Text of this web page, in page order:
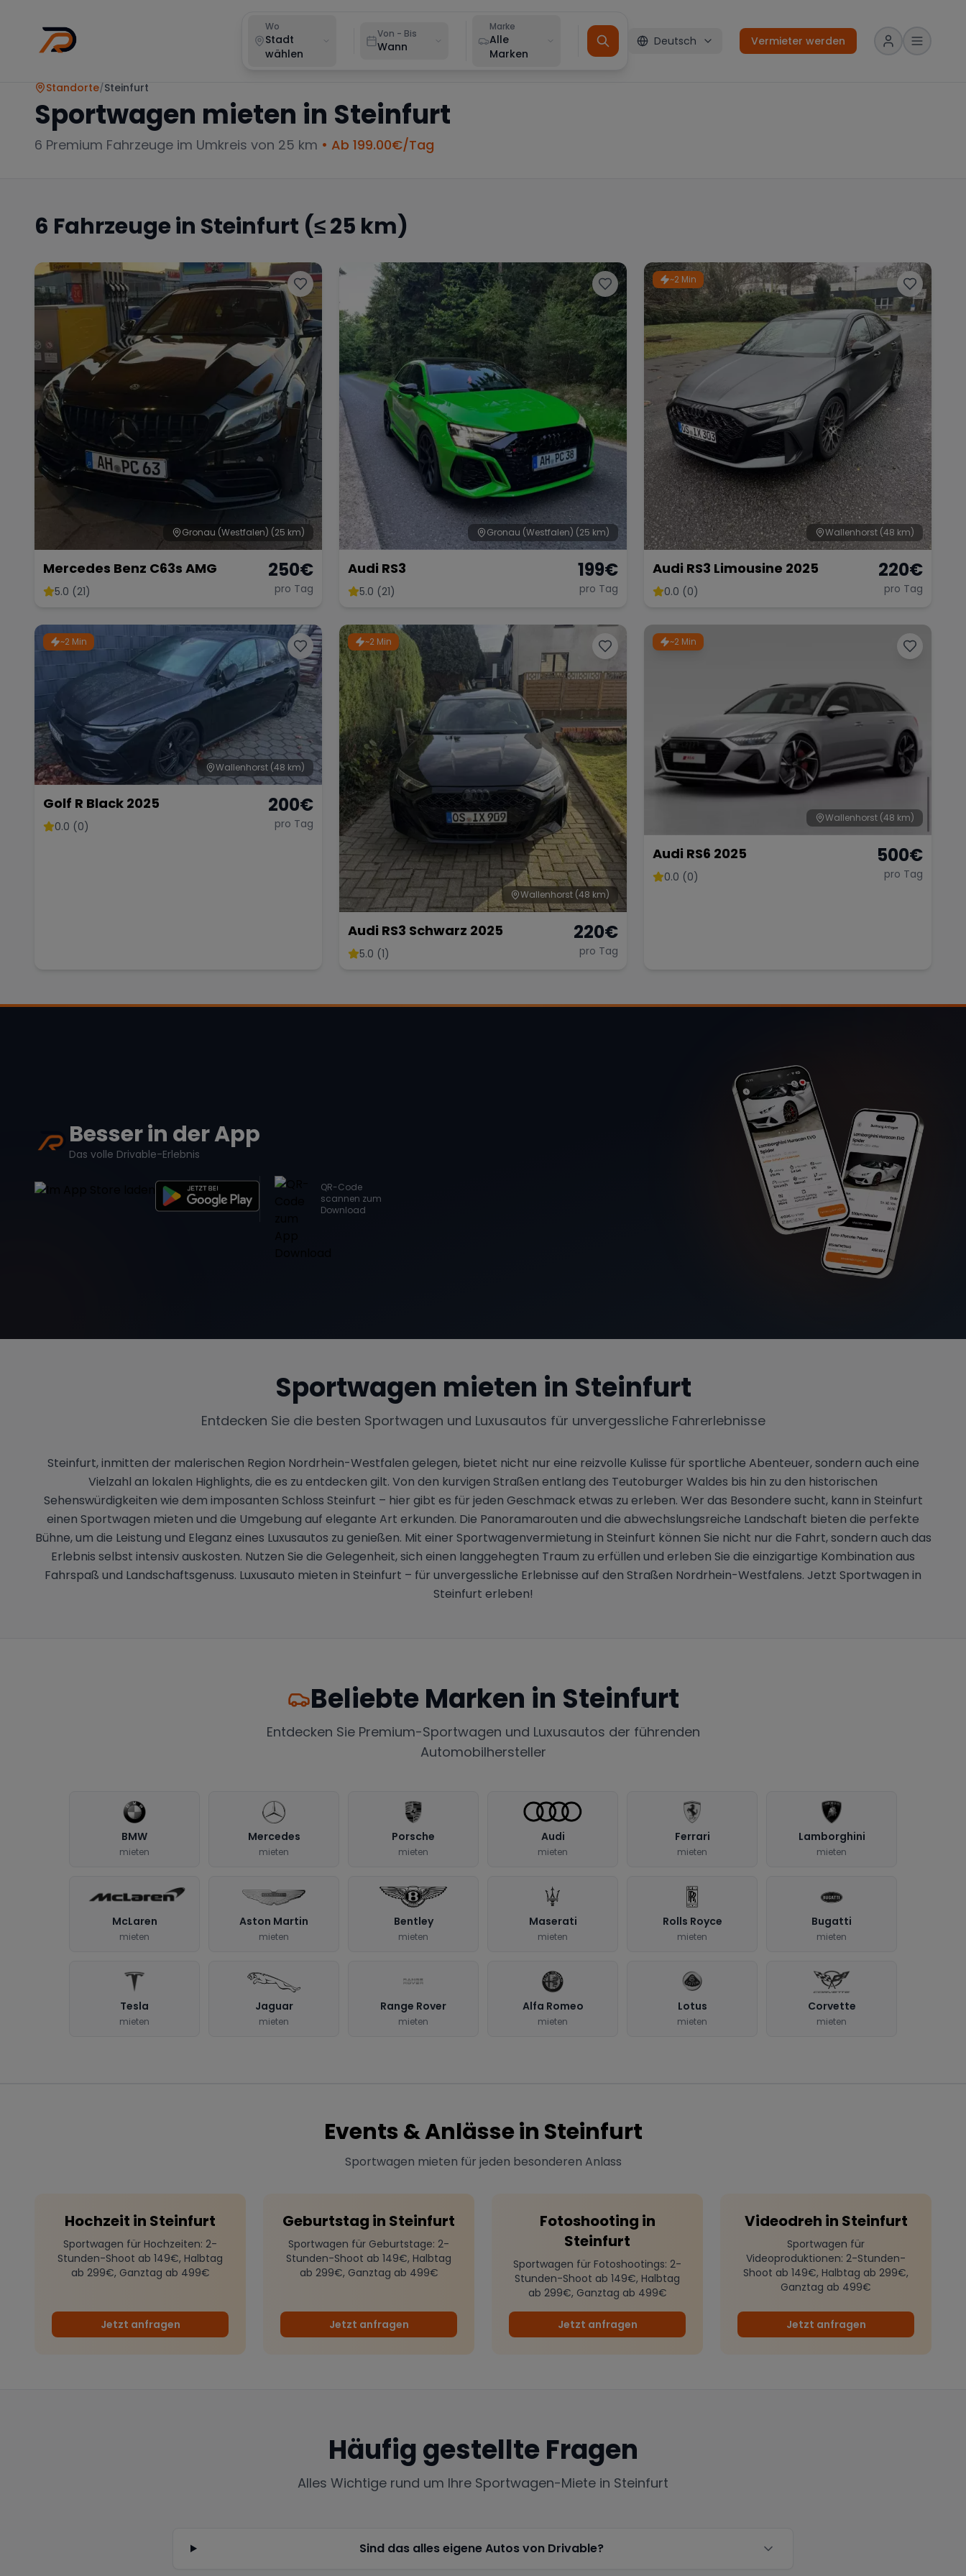
Wo
Stadt
wählen
Von - Bis
Wann
Marke
Alle
Marken
Deutsch Vermieter werden
Standorte/Steinfurt
Sportwagen mieten in Steinfurt
6 Premium Fahrzeuge im Umkreis von 25 km • Ab 199.00€/Tag
6 Fahrzeuge in Steinfurt (≤ 25 km)
Gronau (Westfalen) (25 km)
Mercedes Benz C63s AMG
5.0 (21)
250€
pro Tag
Gronau (Westfalen) (25 km)
Audi RS3
5.0 (21)
199€
pro Tag
~2 Min
Wallenhorst (48 km)
Audi RS3 Limousine 2025
0.0 (0)
220€
pro Tag
~2 Min
Wallenhorst (48 km)
Golf R Black 2025
0.0 (0)
200€
pro Tag
~2 Min
Wallenhorst (48 km)
Audi RS3 Schwarz 2025
5.0 (1)
220€
pro Tag
~2 Min
Wallenhorst (48 km)
Audi RS6 2025
0.0 (0)
500€
pro Tag
Besser in der App
Das volle Drivable-Erlebnis
QR-Code
scannen zum
Download
Sportwagen mieten in Steinfurt
Entdecken Sie die besten Sportwagen und Luxusautos für unvergessliche Fahrerlebnisse
Steinfurt, inmitten der malerischen Region Nordrhein-Westfalen gelegen, bietet nicht nur eine reizvolle Kulisse für sportliche Abenteuer, sondern auch eine
Vielzahl an lokalen Highlights, die es zu entdecken gilt. Von den kurvigen Straßen entlang des Teutoburger Waldes bis hin zu den historischen
Sehenswürdigkeiten wie dem imposanten Schloss Steinfurt – hier gibt es für jeden Geschmack etwas zu erleben. Wer das Besondere sucht, kann in Steinfurt
einen Sportwagen mieten und die Umgebung auf elegante Art erkunden. Die Panoramarouten und die abwechslungsreiche Landschaft bieten die perfekte
Bühne, um die Leistung und Eleganz eines Luxusautos zu genießen. Mit einer Sportwagenvermietung in Steinfurt können Sie nicht nur die Fahrt, sondern auch das
Erlebnis selbst intensiv auskosten. Nutzen Sie die Gelegenheit, sich einen langgehegten Traum zu erfüllen und erleben Sie die einzigartige Kombination aus
Fahrspaß und Landschaftsgenuss. Luxusauto mieten in Steinfurt – für unvergessliche Erlebnisse auf den Straßen Nordrhein-Westfalens. Jetzt Sportwagen in
Steinfurt erleben!
Beliebte Marken in Steinfurt
Entdecken Sie Premium-Sportwagen und Luxusautos der führenden
Automobilhersteller
BMW
mieten
Mercedes
mieten
Porsche
mieten
Audi
mieten
Ferrari
mieten
Lamborghini
mieten
McLaren
mieten
Aston Martin
mieten
Bentley
mieten
Maserati
mieten
Rolls Royce
mieten
Bugatti
mieten
Tesla
mieten
Jaguar
mieten
Range Rover
mieten
Alfa Romeo
mieten
Lotus
mieten
Corvette
mieten
Events & Anlässe in Steinfurt
Sportwagen mieten für jeden besonderen Anlass
Hochzeit in Steinfurt
Sportwagen für Hochzeiten: 2-
Stunden-Shoot ab 149€, Halbtag
ab 299€, Ganztag ab 499€
Jetzt anfragen
Geburtstag in Steinfurt
Sportwagen für Geburtstage: 2-
Stunden-Shoot ab 149€, Halbtag
ab 299€, Ganztag ab 499€
Jetzt anfragen
Fotoshooting in
Steinfurt
Sportwagen für Fotoshootings: 2-
Stunden-Shoot ab 149€, Halbtag
ab 299€, Ganztag ab 499€
Jetzt anfragen
Videodreh in Steinfurt
Sportwagen für
Videoproduktionen: 2-Stunden-
Shoot ab 149€, Halbtag ab 299€,
Ganztag ab 499€
Jetzt anfragen
Häufig gestellte Fragen
Alles Wichtige rund um Ihre Sportwagen-Miete in Steinfurt
Sind das alles eigene Autos von Drivable?